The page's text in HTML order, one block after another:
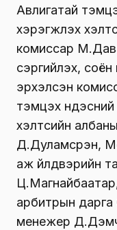
Авлигатай
хэрэгжүүлэх
комиссар
сэргийлэх, соён
эрхэлсэн
тэмцэх үндэсний
хэлтсийн
Д.Дуламсүрэн,
аж үйлдвэрийн
арбитрын дарга
менежер